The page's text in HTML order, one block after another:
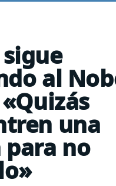
al
una
para no